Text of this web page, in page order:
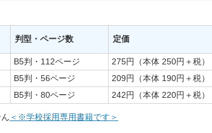
判型・ページ数 定価
B5判・112ページ 275円（本体 250円＋税）
B5判・56ページ 209円（本体 190円＋税）
B5判・80ページ 242円（本体 220円＋税）
＜※学校採用専用書籍です＞